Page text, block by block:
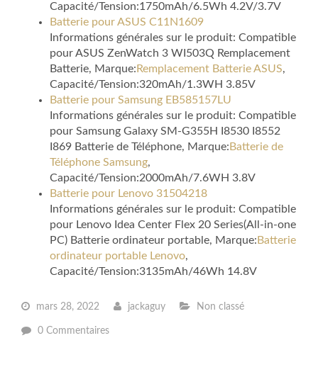
Capacité/Tension:1750mAh/6.5Wh 4.2V/3.7V
Batterie pour ASUS C11N1609
Informations générales sur le produit: Compatible
pour ASUS ZenWatch 3 WI503Q Remplacement
Batterie, Marque: Remplacement Batterie ASUS,
Capacité/Tension:320mAh/1.3WH 3.85V
Batterie pour Samsung EB585157LU
Informations générales sur le produit: Compatible
pour Samsung Galaxy SM-G355H I8530 I8552
I869 Batterie de Téléphone, Marque: Batterie de
Téléphone Samsung,
Capacité/Tension:2000mAh/7.6WH 3.8V
Batterie pour Lenovo 31504218
Informations générales sur le produit: Compatible
pour Lenovo Idea Center Flex 20 Series(All-in-one
PC) Batterie ordinateur portable, Marque: Batterie
ordinateur portable Lenovo,
Capacité/Tension:3135mAh/46Wh 14.8V
mars 28, 2022 jackaguy Non classé
0 Commentaires